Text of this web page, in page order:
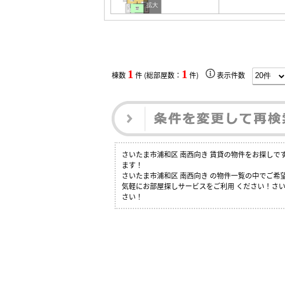
棟数 1 件 (総部屋数： 1 件) 表示件数
さいたま市浦和区 南西向き 賃貸の物件をお探し
ます！
さいたま市浦和区 南西向き の物件一覧の中でご
気軽にお部屋探しサービスをご利用 ください！さ
さい！